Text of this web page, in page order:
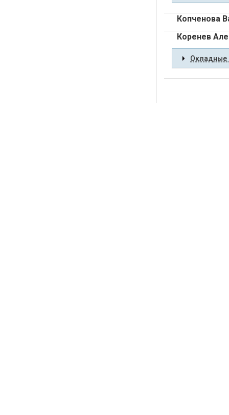
Копченова
Коренев
Окладные